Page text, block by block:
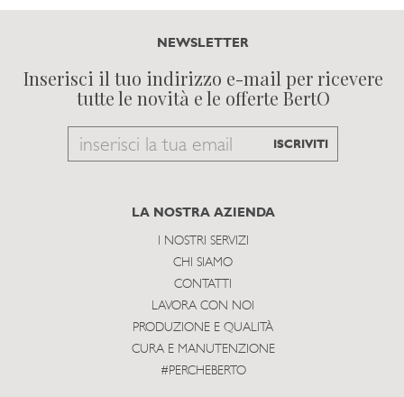
NEWSLETTER
Inserisci il tuo indirizzo e-mail per ricevere
tutte le novità e le offerte BertO
Email
subscribe
ISCRIVITI
LA NOSTRA AZIENDA
I NOSTRI SERVIZI
CHI SIAMO
CONTATTI
LAVORA CON NOI
PRODUZIONE E QUALITÀ
CURA E MANUTENZIONE
#PERCHEBERTO